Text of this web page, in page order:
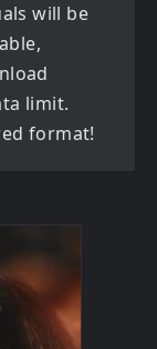
will be
limit.
format!